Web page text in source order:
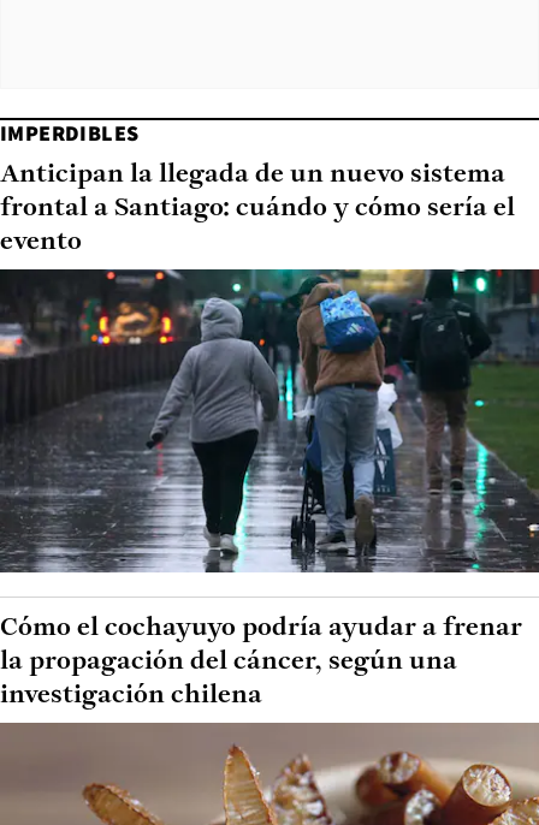
IMPERDIBLES
Anticipan la llegada de un nuevo sistema
frontal a Santiago: cuándo y cómo sería el
evento
Cómo el cochayuyo podría ayudar a frenar
la propagación del cáncer, según una
investigación chilena